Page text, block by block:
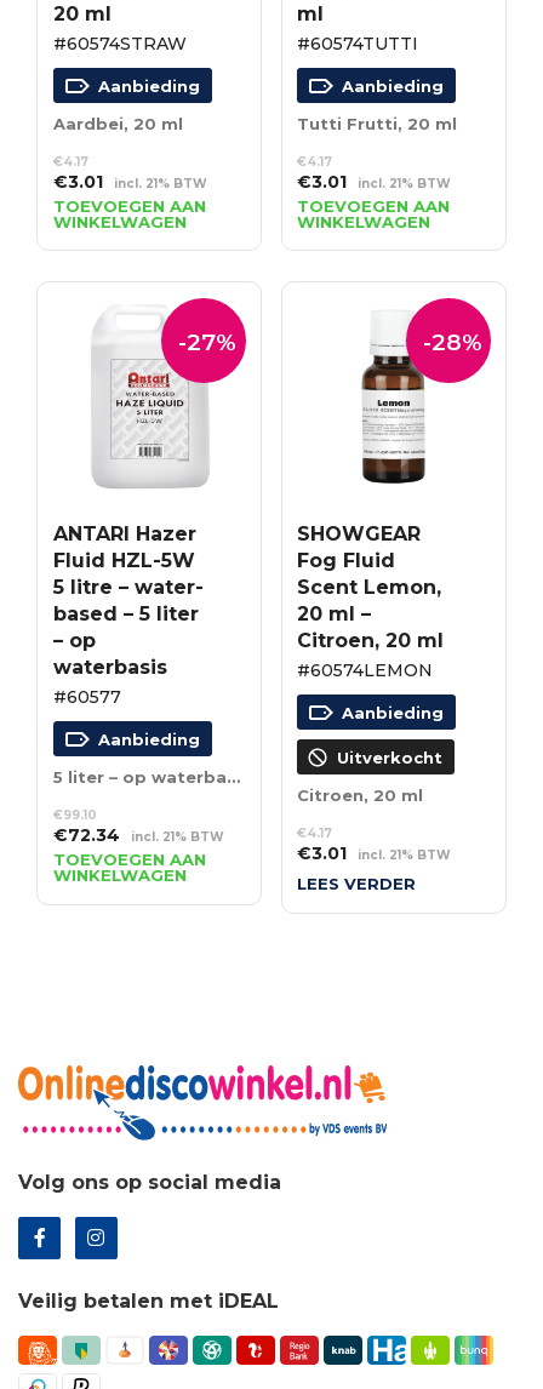
20 ml
#60574STRAW
Aanbieding
Aardbei, 20 ml
€4.17
Oorspronkelijke
prijs
was:
€4.17.
€3.01Huidige
prijs
is:
€3.01.
incl. 21% BTW
TOEVOEGEN AAN
WINKELWAGEN
ml
#60574TUTTI
Aanbieding
Tutti Frutti, 20 ml
€4.17
Oorspronkelijke
prijs
was:
€4.17.
€3.01Huidige
prijs
is:
€3.01.
incl. 21% BTW
TOEVOEGEN AAN
WINKELWAGEN
-27%
ANTARI Hazer
Fluid HZL-5W
5 litre – water-
based – 5 liter
– op
waterbasis
#60577
Aanbieding
5 liter – op waterbasis
€99.10
Oorspronkelijke
prijs
was:
€99.10.
€72.34Huidige
prijs
is:
€72.34.
incl. 21% BTW
TOEVOEGEN AAN
WINKELWAGEN
-28%
SHOWGEAR
Fog Fluid
Scent Lemon,
20 ml –
Citroen, 20 ml
#60574LEMON
Aanbieding
Uitverkocht
Citroen, 20 ml
€4.17
Oorspronkelijke
prijs
€4.17.
€3.01Huidige
prijs
€3.01.
incl. 21% BTW
LEES VERDER
Volg ons op social media
Veilig betalen met iDEAL